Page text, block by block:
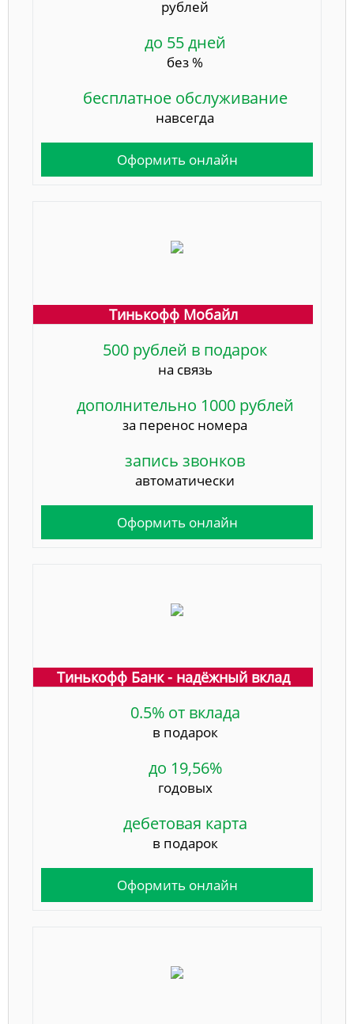
рублей
до 55 дней
без %
бесплатное обслуживание
навсегда
Оформить онлайн
Тинькофф Мобайл
500 рублей в подарок
на связь
дополнительно 1000 рублей
за перенос номера
запись звонков
автоматически
Оформить онлайн
Тинькофф Банк - надёжный вклад
0.5% от вклада
в подарок
до 19,56%
годовых
дебетовая карта
в подарок
Оформить онлайн